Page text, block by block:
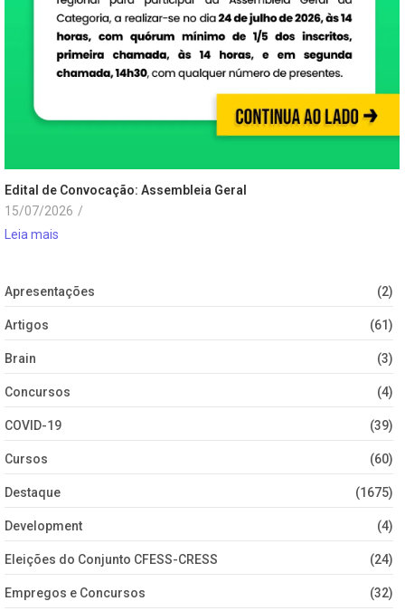
Edital de Convocação: Assembleia Geral
15/07/2026 /
Leia mais
Apresentações (2)
Artigos (61)
Brain (3)
Concursos (4)
COVID-19 (39)
Cursos (60)
Destaque (1675)
Development (4)
Eleições do Conjunto CFESS-CRESS (24)
Empregos e Concursos (32)